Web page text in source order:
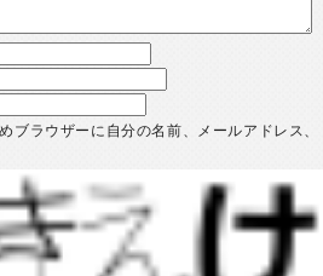
ブラウザーに自分の名前、メールアドレス、